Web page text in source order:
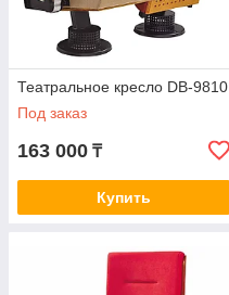
Театральное кресло DB-9810
Под заказ
163 000 ₸
Купить